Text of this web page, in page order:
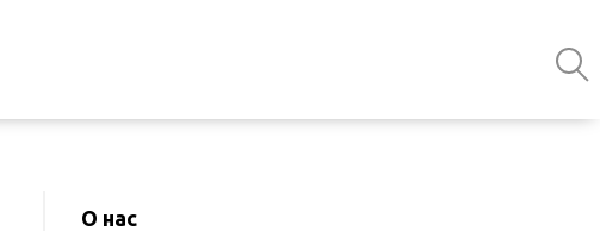
О нас